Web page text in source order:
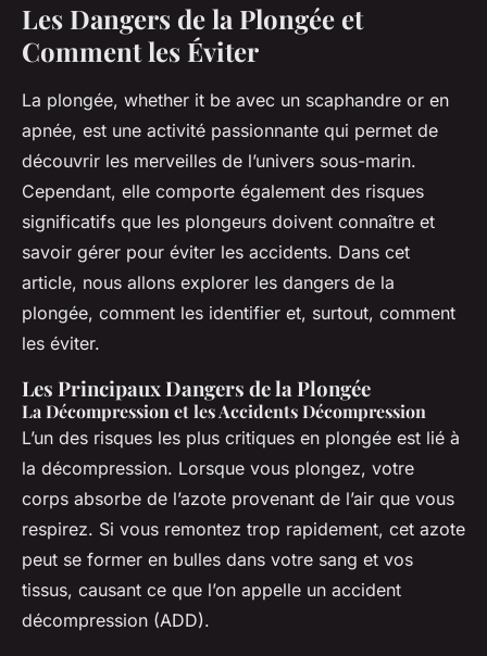
Les dangers de la plongée et
comment les éviter
Jules•15 mars 2025•5 min de lecture
Les Dangers de la Plongée et
Comment les Éviter
La plongée, whether it be avec un scaphandre or en
apnée, est une activité passionnante qui permet de
découvrir les merveilles de l’univers sous-marin.
Cependant, elle comporte également des risques
significatifs que les plongeurs doivent connaître et
savoir gérer pour éviter les accidents. Dans cet
article, nous allons explorer les dangers de la
plongée, comment les identifier et, surtout, comment
les éviter.
Les Principaux Dangers de la Plongée
La Décompression et les Accidents Décompression
L’un des risques les plus critiques en plongée est lié à
la décompression. Lorsque vous plongez, votre
corps absorbe de l’azote provenant de l’air que vous
respirez. Si vous remontez trop rapidement, cet azote
peut se former en bulles dans votre sang et vos
tissus, causant ce que l’on appelle un accident
décompression (ADD).